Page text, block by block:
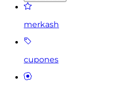
merkash
cupones